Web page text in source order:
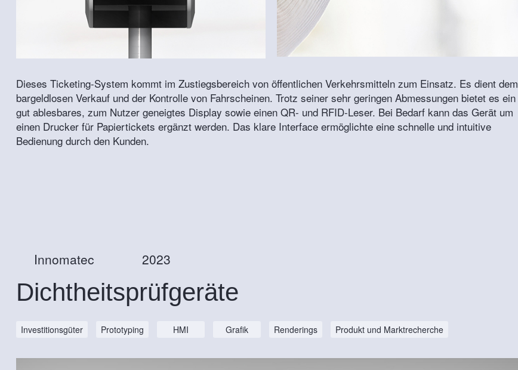
Dieses Ticketing-System kommt im Zustiegsbereich von öffentlichen Verkehrsmitteln zum Einsatz. Es dient dem
bargeldlosen Verkauf und der Kontrolle von Fahrscheinen. Trotz seiner sehr geringen Abmessungen bietet es ein
gut ablesbares, zum Nutzer geneigtes Display sowie einen QR- und RFID-Leser. Bei Bedarf kann das Gerät um
einen Drucker für Papiertickets ergänzt werden. Das klare Interface ermöglichte eine schnelle und intuitive
Bedienung durch den Kunden.
Innomatec 2023
Dichtheitsprüfgeräte
Investitionsgüter Prototyping HMI Grafik Renderings Produkt und Marktrecherche